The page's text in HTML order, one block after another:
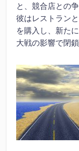
と、競合店との
彼はレストラン
を購入し、新た
大戦の影響で閉